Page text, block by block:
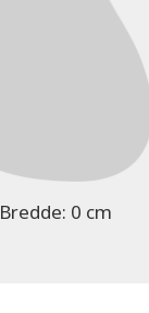
Bredde: 0 cm